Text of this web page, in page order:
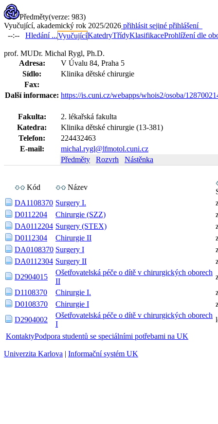
Předměty(verze: 983)
Vyučující, akademický rok 2025/2026 přihlásit sejiné přihlášení
--:--
Hledání ...VyučujícíKatedryTřídyKlasifikaceProhlížení dle
prof. MUDr. Michal Rygl, Ph.D.
Adresa:
V Úvalu 84, Praha 5
Sídlo:
Klinika dětské chirurgie
Fax:
Další informace: https://is.cuni.cz/webapps/whois2/osoba/
Fakulta:
2. lékařská fakulta
Katedra:
Klinika dětské chirurgie (13-381)
Telefon:
224432463
E-mail:
michal.rygl@lfmotol.cuni.cz
Předměty
Rozvrh Nástěnka
Kód Název
DA1108370 Surgery I.
D0112204
Chirurgie (SZZ)
DA0112204 Surgery (STEX)
D0112304
Chirurgie II
DA0108370 Surgery I
DA0112304 Surgery II
D2904015
Ošetřovatelská péče o dítě v chirurgických oborech
II
D1108370
Chirurgie I.
D0108370
Chirurgie I
D2904002
Ošetřovatelská péče o dítě v chirurgických oborech
I
KontaktyPodpora studentů se speciálními potřebami na UK
Univerzita Karlova | Informační systém UK